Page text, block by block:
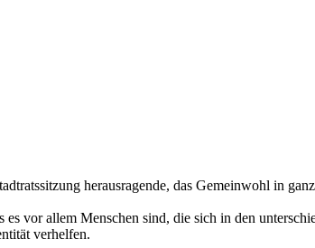
herausragende, das Gemeinwohl in
vor allem Menschen sind, die sich in den
verhelfen.